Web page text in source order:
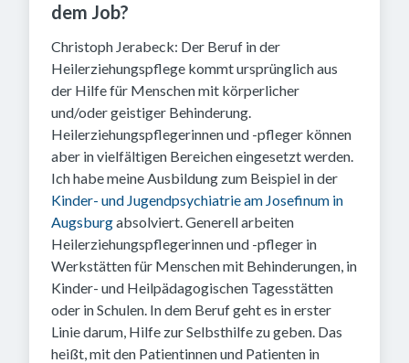
dem Job?
Christoph Jerabeck: Der Beruf in der
Heilerziehungspflege kommt ursprünglich aus
der Hilfe für Menschen mit körperlicher
und/oder geistiger Behinderung.
Heilerziehungspflegerinnen und -pfleger können
aber in vielfältigen Bereichen eingesetzt werden.
Ich habe meine Ausbildung zum Beispiel in der
Kinder- und Jugendpsychiatrie am Josefinum in
Augsburgabsolviert. Generell arbeiten
Heilerziehungspflegerinnen und -pfleger in
Werkstätten für Menschen mit Behinderungen, in
Kinder- und Heilpädagogischen Tagesstätten
oder in Schulen. In dem Beruf geht es in erster
Linie darum, Hilfe zur Selbsthilfe zu geben. Das
heißt, mit den Patientinnen und Patienten in